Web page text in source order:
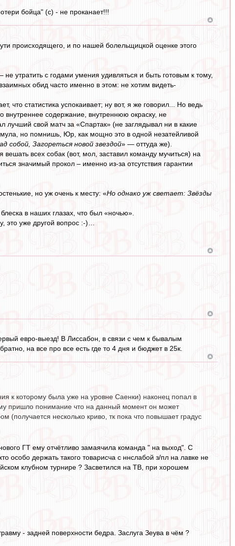
бойца" (с) - не проканает!!!
происходящего, и по нашей болельщицкой оценке этого
утратить с годами умения удивляться и быть готовым к тому,
обид часто именно в этом: не хотим видеть-
статистика успокаивает; ну вот, я же говорил... Но ведь
внутреннее содержание, внутреннюю окраску, не
свой матч за «Спартак» (не заглядывал ни в какие
но помнишь, Юр, как мощно это в одной незатейливой
собой, Загореться новой звездой» — оттуда же).
всех собак (вот, мол, заставил команду мучиться) на
значимый прокол – именно из-за отсутствия гарантии
но уж очень к месту: «Но однако уж светает: Звёзды
в наших глазах, что был «ночью».
это уже другой вопрос :-)…
евро-выезд! В Лиссабон, в связи с чем к бывалым
на все про все есть где то 4 дня и бюджет в 25к.
к которому была уже на уровне Саенки) наконец попал в
пришло понимание что на данный момент он может
(получается несколько криво, тк пока что повышает градус
ГТ ему отчётливо замаячила команда " на выход". С
держать такого товарисча с ннслабой з/пл на лавке не
клубном турнире ? Засветился на ТВ, при хорошем
- задней поверхности бедра. Заслуга Зеува в чём ?